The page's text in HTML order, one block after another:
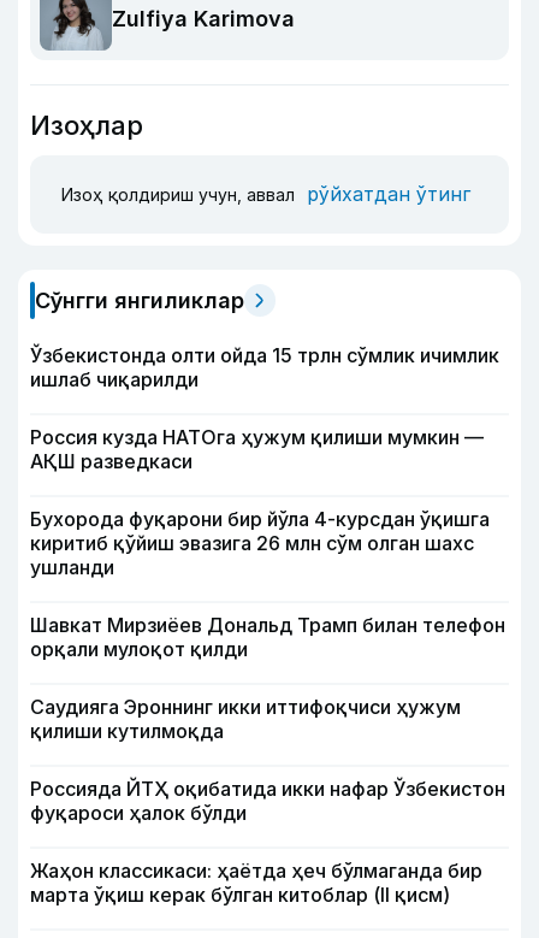
Zulfiya Karimova
Изоҳлар
Изоҳ қолдириш учун, аввал рўйхатдан ўтинг
Сўнгги янгиликлар
Ўзбекистонда олти ойда 15 трлн сўмлик ичимлик
ишлаб чиқарилди
Россия кузда НАТОга ҳужум қилиши мумкин —
АҚШ разведкаси
Бухорода фуқарони бир йўла 4-курсдан ўқишга
киритиб қўйиш эвазига 26 млн сўм олган шахс
ушланди
Шавкат Мирзиёев Дональд Трамп билан телефон
орқали мулоқот қилди
Саудияга Эроннинг икки иттифоқчиси ҳужум
қилиши кутилмоқда
Россияда ЙТҲ оқибатида икки нафар Ўзбекистон
фуқароси ҳалок бўлди
Жаҳон классикаси: ҳаётда ҳеч бўлмаганда бир
марта ўқиш керак бўлган китоблар (II қисм)